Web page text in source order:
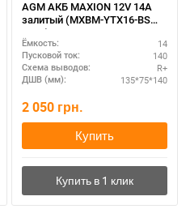
AGM АКБ MAXION 12V 14A
залитый (MXBM-YTX16-BS
AGM)
Ёмкость: 14
Пусковой ток: 140
Схема выводов: R+
ДШВ (мм): 135*75*140
2 050 грн.
Купить